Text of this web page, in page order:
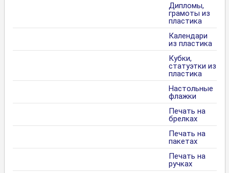
Дипломы,
грамоты из
пластика
Календари
из пластика
Кубки,
статуэтки из
пластика
Настольные
флажки
Печать на
брелках
Печать на
пакетах
Печать на
ручках